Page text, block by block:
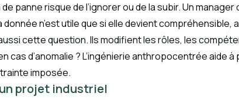
panne risque de l’ignorer ou de la subir. Un
n’est utile que si elle devient compréhensible,
cette question. Ils modifient les rôles, les
cas d’anomalie ? L’ingénierie anthropocentrée aide
imposée.
projet industriel